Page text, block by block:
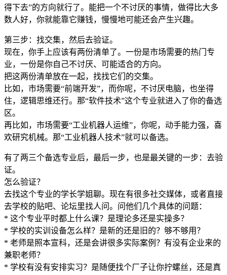
得下去”的方向就行了。能把一个不讨厌的事情，做得比大多
数人好，你就能靠它赚钱，慢慢地可能还会产生兴趣。
第三步：找交集，然后去验证。
现在，你手上应该有两份清单了。一份是市场需要的热门专
业，一份是你自己不讨厌、可能适合的方向。
把这两份清单放在一起，找找它们的交集。
比如，市场需要“前端开发”，而你呢，不讨厌电脑，也坐得
住，逻辑思维还行。那“软件技术”这个专业就进入了你的备选
区。
再比如，市场需要“工业机器人运维”，你呢，动手能力强，喜
欢研究机械。那“工业机器人技术”就可以备选。
有了两三个备选专业后，最后一步，也是最关键的一步：去验
证。
怎么验证？
去找这个专业的学长学姐聊。现在有很多社交媒体，或者直接
去学校的贴吧、论坛里找人问。问他们几个具体的问题：
* 这个专业平时都上什么课？是理论多还是实操多？
* 学校的实训设备怎么样？是新的还是旧的？够不够用？
* 老师是照本宣科，还是会讲很多实际案例？有没有企业来的
兼职老师？
* 学校有没有安排实习？是随便找个厂子让你拧螺丝，还是真